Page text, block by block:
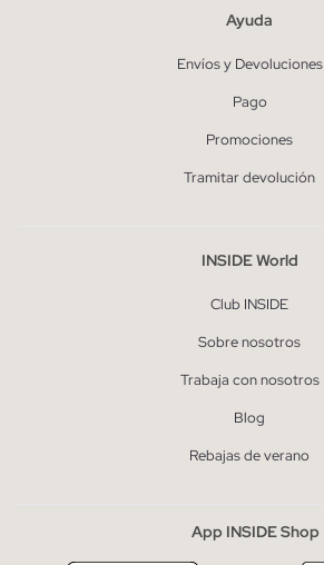
Ayuda
Envíos y Devoluciones
Pago
Promociones
Tramitar devolución
INSIDE World
Club INSIDE
Sobre nosotros
Trabaja con nosotros
Blog
Rebajas de verano
App INSIDE Shop